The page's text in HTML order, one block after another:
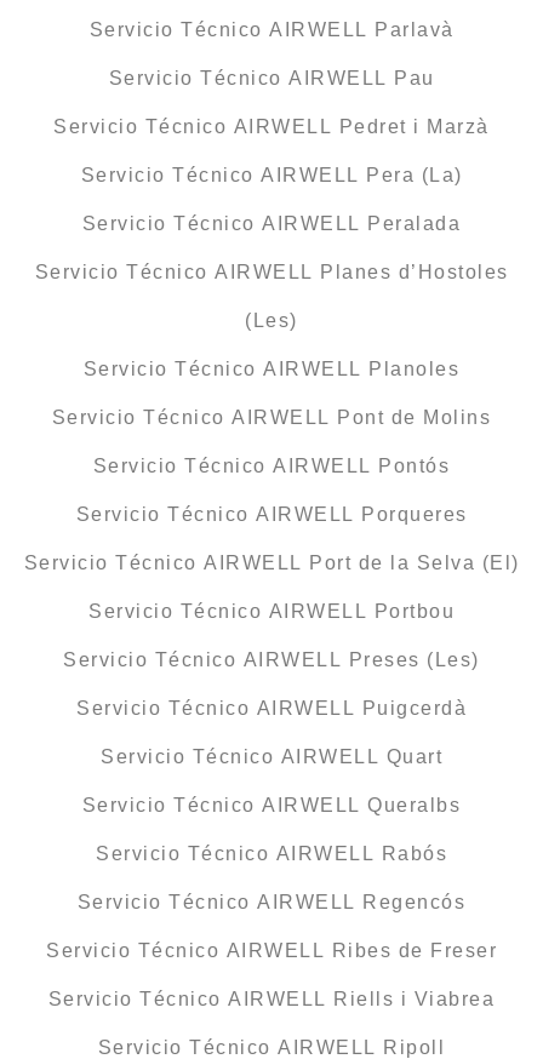
Servicio Técnico AIRWELL Parlavà
Servicio Técnico AIRWELL Pau
Servicio Técnico AIRWELL Pedret i Marzà
Servicio Técnico AIRWELL Pera (La)
Servicio Técnico AIRWELL Peralada
Servicio Técnico AIRWELL Planes d’Hostoles
(Les)
Servicio Técnico AIRWELL Planoles
Servicio Técnico AIRWELL Pont de Molins
Servicio Técnico AIRWELL Pontós
Servicio Técnico AIRWELL Porqueres
Servicio Técnico AIRWELL Port de la Selva (El)
Servicio Técnico AIRWELL Portbou
Servicio Técnico AIRWELL Preses (Les)
Servicio Técnico AIRWELL Puigcerdà
Servicio Técnico AIRWELL Quart
Servicio Técnico AIRWELL Queralbs
Servicio Técnico AIRWELL Rabós
Servicio Técnico AIRWELL Regencós
Servicio Técnico AIRWELL Ribes de Freser
Servicio Técnico AIRWELL Riells i Viabrea
Servicio Técnico AIRWELL Ripoll